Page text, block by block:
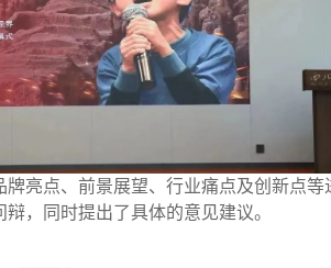
亮点、前景展望、行业痛点及创新点
，同时提出了具体的意见建议。